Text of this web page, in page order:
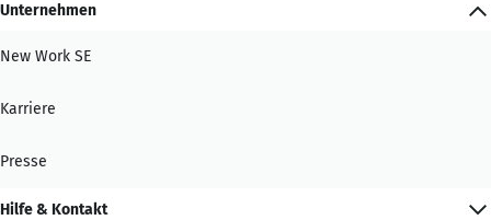
Unternehmen
New Work SE
Karriere
Presse
Hilfe & Kontakt